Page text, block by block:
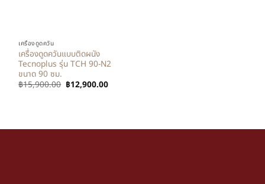
เครื่องดูดควัน
เครื่องดูดควันแบบติดผนัง
Tecnoplus รุ่น TCH 90-N2
ขนาด 90 ซม.
฿15,900.00 ฿12,900.00